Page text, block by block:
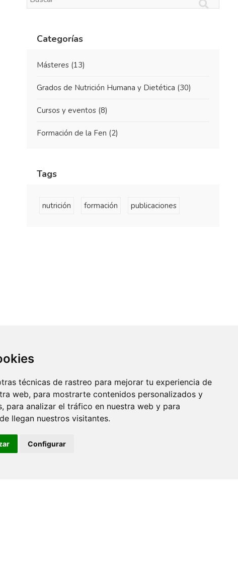
técnicas de rastreo para mejorar tu experiencia de
web, para mostrarte contenidos personalizados y
para analizar el tráfico en nuestra web y para
llegan nuestros visitantes.
Configurar
Categorías
Másteres (13)
Grados de Nutrición Humana y Dietética (30)
Cursos y eventos (8)
Formación de la Fen (2)
Tags
nutrición formación publicaciones